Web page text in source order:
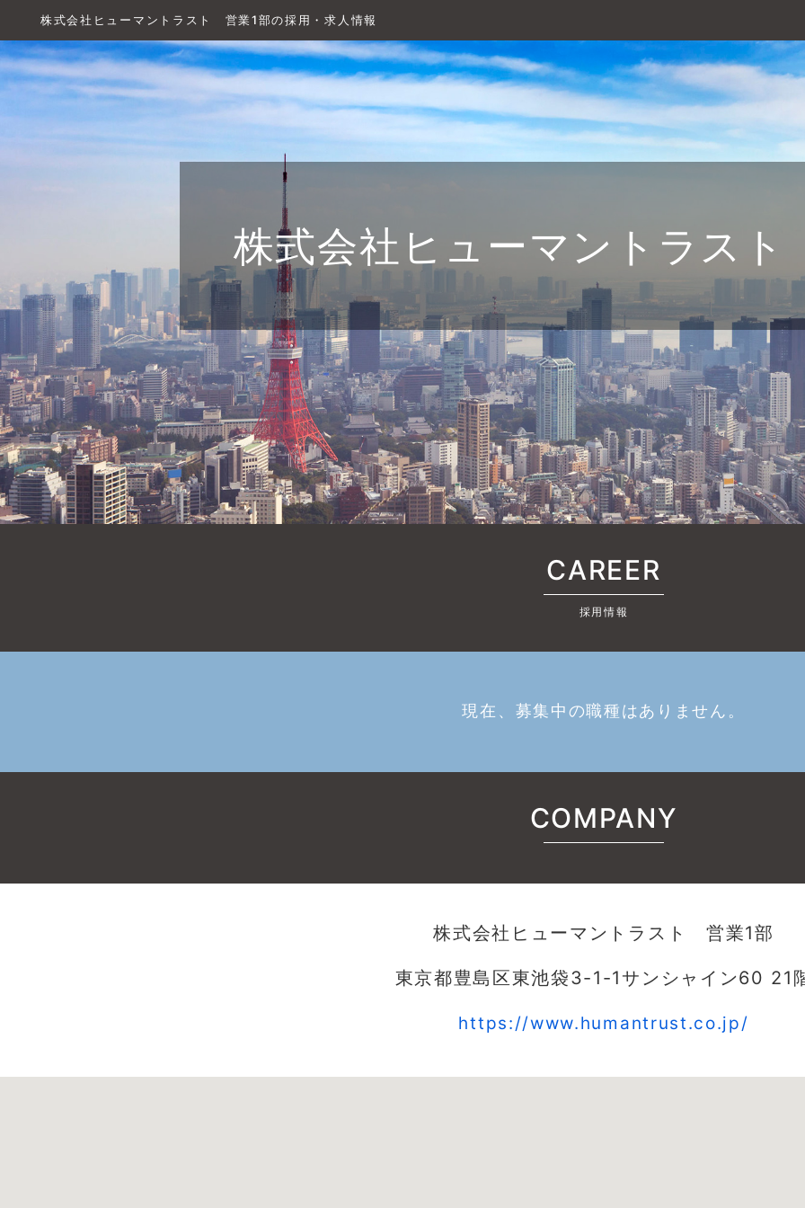
株式会社ヒューマントラスト 営業1部の採用・求人情報
株式会社ヒューマントラス
CAREER
採用情報
現在、募集中の職種はありません。
COMPANY
株式会社ヒューマントラスト 営業1部
東京都豊島区東池袋3-1-1サンシャイン60 21
https://www.humantrust.co.jp/